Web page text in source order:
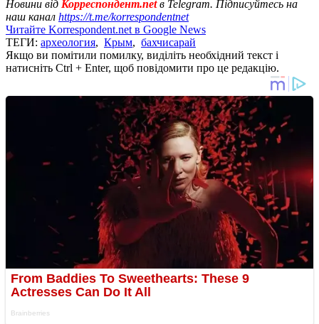
Новини від Корреспондент.netв Telegram. Підписуйтесь на
наш канал https://t.me/korrespondentnet
Читайте Korrespondent.net в Google News
ТЕГИ: археология, Крым, бахчисарай
Якщо ви помітили помилку, виділіть необхідний текст і
натисніть Ctrl + Enter, щоб повідомити про це редакцію.